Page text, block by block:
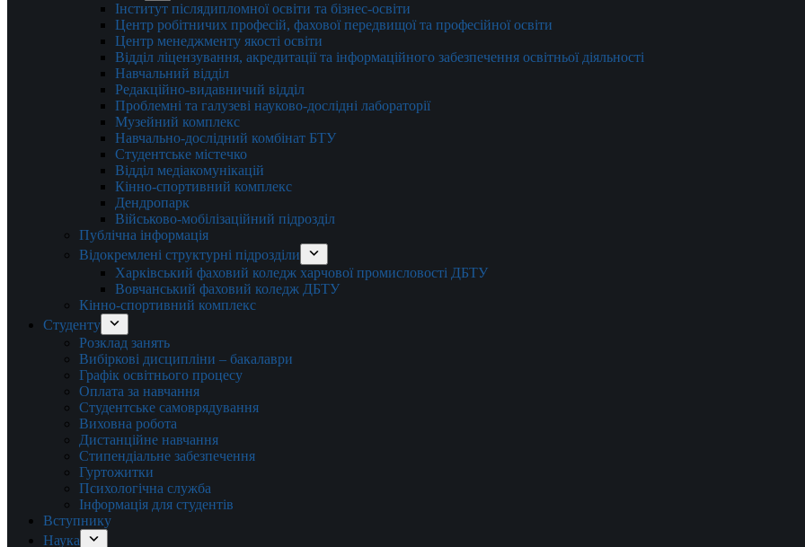
Інститут післядипломної освіти та бізнес-освіти
Центр робітничих професій, фахової передвищої та професійної освіти
Центр менеджменту якості освіти
Відділ ліцензування, акредитації та інформаційного забезпечення освітньої діяльності
Навчальний відділ
Редакційно-видавничий відділ
Проблемні та галузеві науково-дослідні лабораторії
Музейний комплекс
Навчально-дослідний комбінат БТУ
Студентське містечко
Відділ медіакомунікацій
Кінно-спортивний комплекс
Дендропарк
Військово-мобілізаційний підрозділ
Публічна інформація
Відокремлені структурні підрозділи
Харківський фаховий коледж харчової промисловості ДБТУ
Вовчанський фаховий коледж ДБТУ
Кінно-спортивний комплекс
Студенту
Розклад занять
Вибіркові дисципліни – бакалаври
Графік освітнього процесу
Оплата за навчання
Студентське самоврядування
Виховна робота
Дистанційне навчання
Стипендіальне забезпечення
Гуртожитки
Психологічна служба
Інформація для студентів
Вступнику
Наука